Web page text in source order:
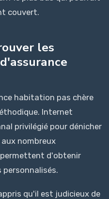
couvert.
les
habitation pas chère
Internet
privilégié pour dénicher
nombreux
d'obtenir
personnalisés.
qu'il est judicieux de